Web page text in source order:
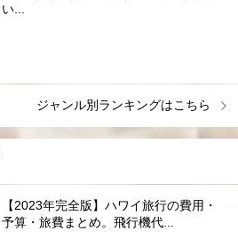
い...
ジャンル別ランキングはこちら
【2023年完全版】ハワイ旅行の費用・
予算・旅費まとめ。飛行機代...